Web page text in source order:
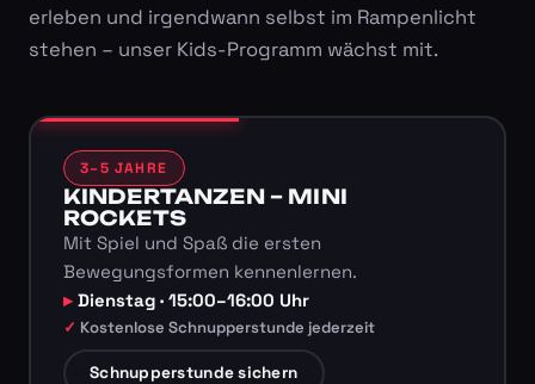
erleben und irgendwann selbst im Rampenlicht
stehen – unser Kids-Programm wächst mit.
3–5 JAHRE
KINDERTANZEN – MINI
ROCKETS
Mit Spiel und Spaß die ersten
Bewegungsformen kennenlernen.
Dienstag · 15:00–16:00 Uhr
Kostenlose Schnupperstunde jederzeit
Schnupperstunde sichern